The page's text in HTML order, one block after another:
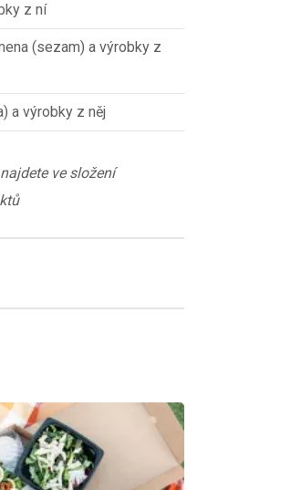
z ní
(sezam) a výrobky z
a výrobky z něj
ve složení